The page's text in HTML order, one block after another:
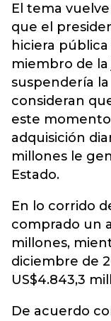
El tema
que el
hiciera
miembro de
suspendería
consideran
este
adquisición
millones le
Estado.
En lo corrido
comprado un
millones,
diciembre de
US$4.843,3
De acuerdo